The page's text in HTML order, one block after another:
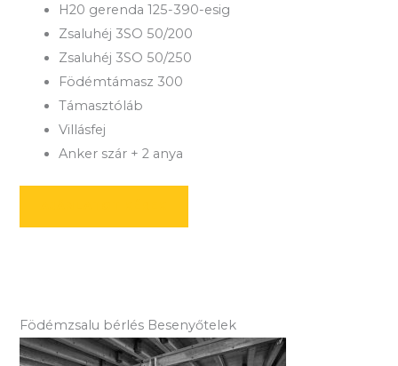
H20 gerenda 125-390-esig
Zsaluhéj 3SO 50/200
Zsaluhéj 3SO 50/250
Födémtámasz 300
Támasztóláb
Villásfej
Anker szár + 2 anya
Födémzsalu bérlés Besenyőtelek